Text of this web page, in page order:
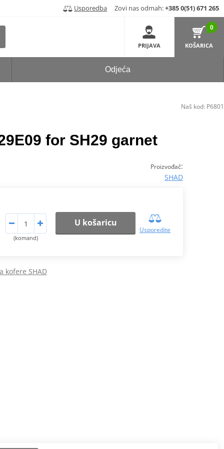
Usporedba Zovi nas odmah:+385 0(51) 671 265
PRIJAVA
0
KOŠARICA
Odjeća
for SH29 garnet
Proizvođač:
SHAD
(komand)
U košaricu
Usporedite
kofere SHAD
Naš kod: P6801